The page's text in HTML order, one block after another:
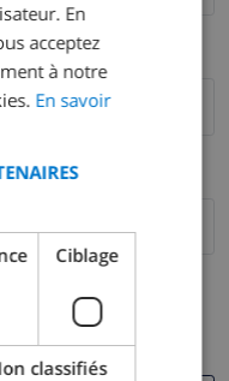
ne fonctionnerait
SPANISH
GERMAN
DANISH
En
acceptez
à notre
En savoir
Ciblage
classifiés